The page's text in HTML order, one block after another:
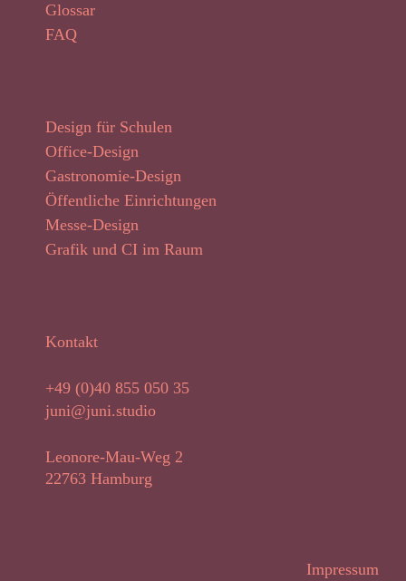
Glossar
FAQ
Design für Schulen
Office-Design
Gastronomie-Design
Öffentliche Einrichtungen
Messe-Design
Grafik und CI im Raum
Kontakt
+49 (0)40 855 050 35
juni@juni.studio
Leonore-Mau-Weg 2
22763 Hamburg
Impressum